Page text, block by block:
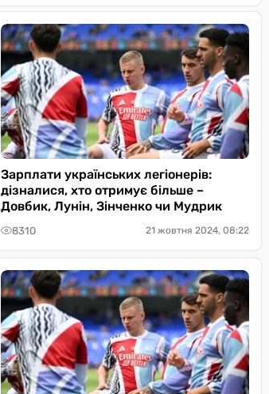
Зарплати українських легіонерів:
дізналися, хто отримує більше –
Довбик, Лунін, Зінченко чи Мудрик
8310 21 жовтня 2024, 08:22